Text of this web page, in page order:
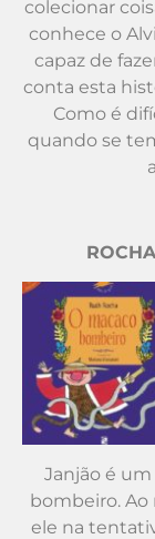
colecionar
conhece o
capaz de
conta esta
Como é
quando se
Janjão é
bombeiro. Ao
ele na